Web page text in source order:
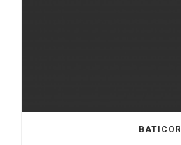
BATICOR